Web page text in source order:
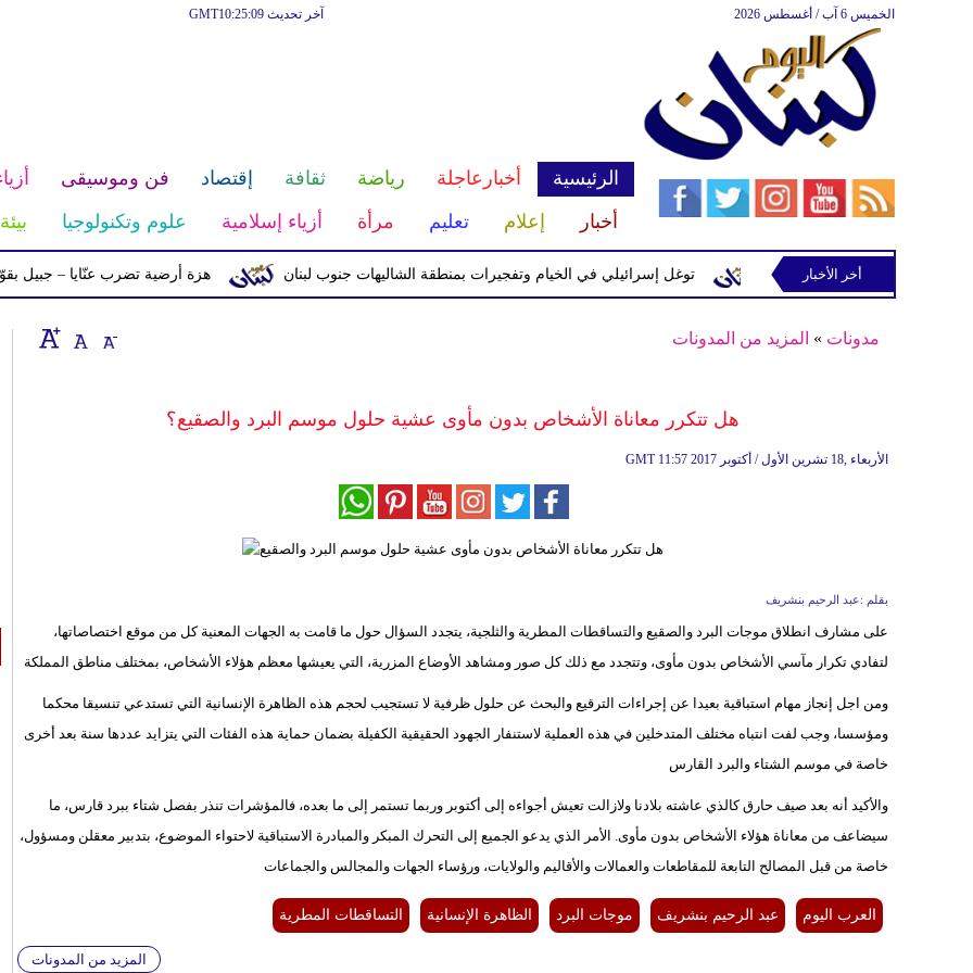
آخر تحديث GMT10:25:09 الخميس 6 آب / أغسطس 2026
الرئيسية أخبارعاجلة رياضة ثقافة إقتصاد فن وموسيقى
أخبار
إعلام تعليم مرأة أزياء إسلامية علوم وتكنولوجيا بيئة
هزة أرضية تضرب عنّايا – جبيل بقوّة 2.8 درجات على مقياس ريختر توغل إسرائيلي في الخيام وتفجيرات بمنطقة الشاليهات جنوب لبنان في رب ثلاثين
أخر الأخبار
مدونات » المزيد من المدونات
هل تتكرر معاناة الأشخاص بدون مأوى عشية حلول موسم البرد والصقيع؟
GMT 11:57 2017 الأربعاء ,18 تشرين الأول / أكتوبر
بقلم :عبد الرحيم بنشريف
على مشارف انطلاق موجات البرد والصقيع والتساقطات المطرية والثلجية، يتجدد السؤال حول ما قامت به الجهات المعنية كل من موقع اختصاصاتها،
لتفادي تكرار مآسي الأشخاص بدون مأوى، وتتجدد مع ذلك كل صور ومشاهد الأوضاع المزرية، التي يعيشها معظم هؤلاء الأشخاص، بمختلف مناطق المملكة
ومن اجل إنجاز مهام استباقية بعيدا عن إجراءات الترقيع والبحث عن حلول ظرفية لا تستجيب لحجم هذه الظاهرة الإنسانية التي تستدعي تنسيقا محكما
ومؤسسا، وجب لفت انتباه مختلف المتدخلين في هذه العملية لاستنفار الجهود الحقيقية الكفيلة بضمان حماية هذه الفئات التي يتزايد عددها سنة بعد أخرى
خاصة في موسم الشتاء والبرد القارس
والأكيد أنه بعد صيف حارق كالذي عاشته بلادنا ولازالت تعيش أجواءه إلى أكتوبر وربما تستمر إلى ما بعده، فالمؤشرات تنذر بفصل شتاء ببرد قارس، ما
سيضاعف من معاناة هؤلاء الأشخاص بدون مأوى. الأمر الذي يدعو الجميع إلى التحرك المبكر والمبادرة الاستباقية لاحتواء الموضوع، بتدبير معقلن ومسؤول،
خاصة من قبل المصالح التابعة للمقاطعات والعمالات والأقاليم والولايات، ورؤساء الجهات والمجالس والجماعات
العرب اليوم عبد الرحيم بنشريف موجات البرد الظاهرة الإنسانية التساقطات المطرية
المزيد من المدونات